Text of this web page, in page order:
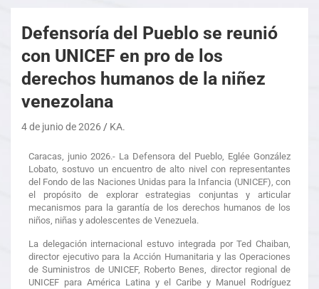
Defensoría del Pueblo se reunió
con UNICEF en pro de los
derechos humanos de la niñez
venezolana
4 de junio de 2026 KA.
Caracas, junio 2026.- La Defensora del Pueblo, Eglée González
Lobato, sostuvo un encuentro de alto nivel con representantes
del Fondo de las Naciones Unidas para la Infancia (UNICEF), con
el propósito de explorar estrategias conjuntas y articular
mecanismos para la garantía de los derechos humanos de los
niños, niñas y adolescentes de Venezuela.
La delegación internacional estuvo integrada por Ted Chaiban,
director ejecutivo para la Acción Humanitaria y las Operaciones
de Suministros de UNICEF, Roberto Benes, director regional de
UNICEF para América Latina y el Caribe y Manuel Rodríguez